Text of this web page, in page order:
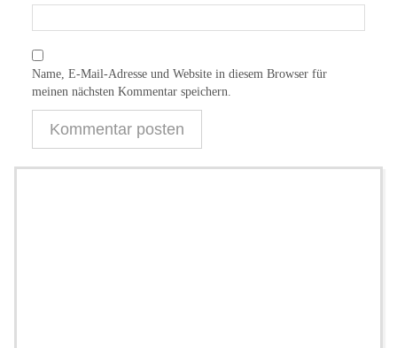
Name, E-Mail-Adresse und Website in diesem Browser für
meinen nächsten Kommentar speichern.